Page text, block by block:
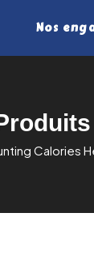
Nos
Calories